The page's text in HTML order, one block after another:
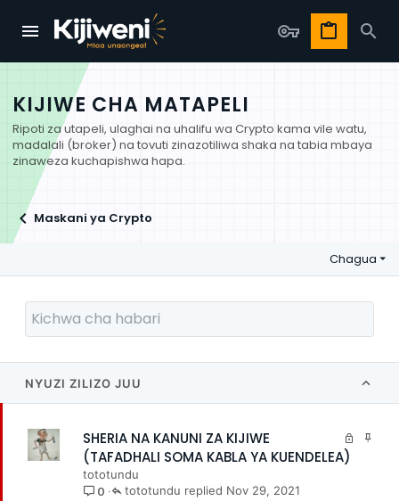
KIJIWE CHA MATAPELI
Ripoti za utapeli, ulaghai na uhalifu wa Crypto kama vile watu,
madalali (broker) na tovuti zinazotiliwa shaka na tabia mbaya
zinaweza kuchapishwa hapa.
Maskani ya Crypto
Chagua
NYUZI ZILIZO JUU
SHERIA NA KANUNI ZA KIJIWE
(TAFADHALI SOMA KABLA YA KUENDELEA)
tototundu
0 Nov 29, 2021
tototundu